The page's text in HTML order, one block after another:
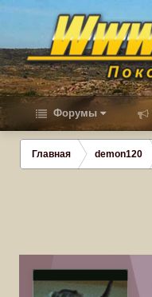
Форумы
Главная demon120